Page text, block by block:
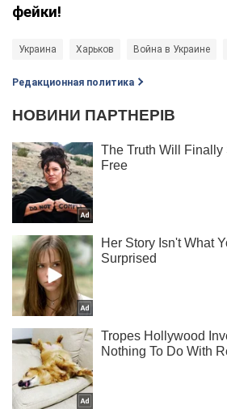
фейки!
Украина Харьков Война в Украине
Редакционная политика